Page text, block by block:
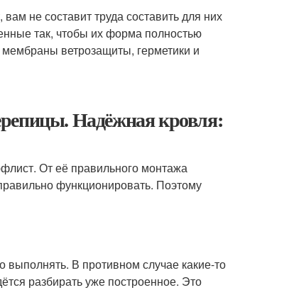
не составит труда составить для них
так, чтобы их форма полностью
ветрозащиты, герметики и
Надёжная кровля:
От её правильного монтажа
функционировать. Поэтому
выполнять. В противном случае какие-то
разбирать уже построенное. Это